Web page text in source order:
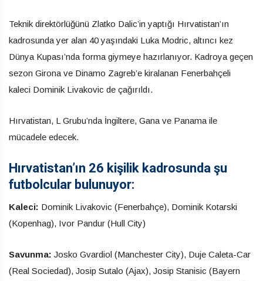
Teknik direktörlüğünü Zlatko Dalic’in yaptığı Hırvatistan’ın
kadrosunda yer alan 40 yaşındaki Luka Modric, altıncı kez
Dünya Kupası’nda forma giymeye hazırlanıyor. Kadroya geçen
sezon Girona ve Dinamo Zagreb’e kiralanan Fenerbahçeli
kaleci Dominik Livakovic de çağırıldı.
Hırvatistan, L Grubu’nda İngiltere, Gana ve Panama ile
mücadele edecek.
Hırvatistan’ın 26 kişilik kadrosunda şu
futbolcular bulunuyor:
Kaleci: Dominik Livakovic (Fenerbahçe), Dominik Kotarski
(Kopenhag), Ivor Pandur (Hull City)
Savunma: Josko Gvardiol (Manchester City), Duje Caleta-Car
(Real Sociedad), Josip Sutalo (Ajax), Josip Stanisic (Bayern